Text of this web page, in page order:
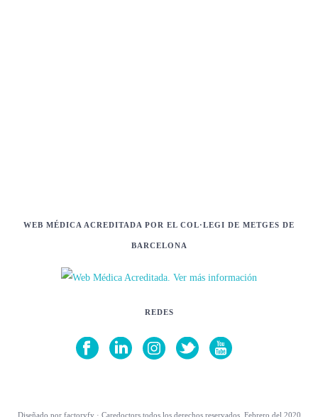
WEB MÉDICA ACREDITADA POR EL COL·LEGI DE METGES DE
BARCELONA
REDES
Diseñado por factoryfy · Caredoctors todos los derechos reservados, Febrero del 2020